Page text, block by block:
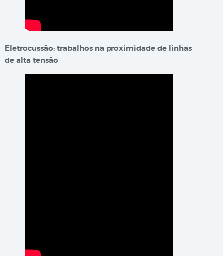
Eletrocussão: trabalhos na proximidade de linhas
de alta tensão​​